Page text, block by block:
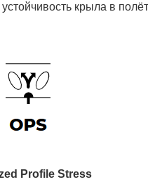
крыла в
Profile Stress